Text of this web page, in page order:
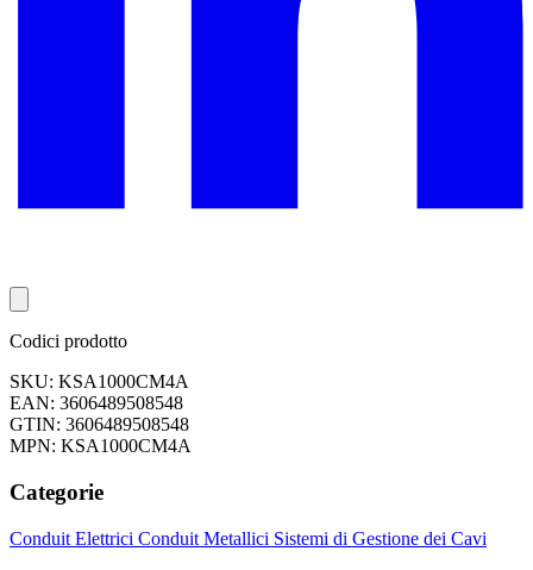
Codici prodotto
SKU: KSA1000CM4A
EAN: 3606489508548
GTIN: 3606489508548
MPN: KSA1000CM4A
Categorie
Conduit Elettrici Conduit Metallici Sistemi di Gestione dei Cavi